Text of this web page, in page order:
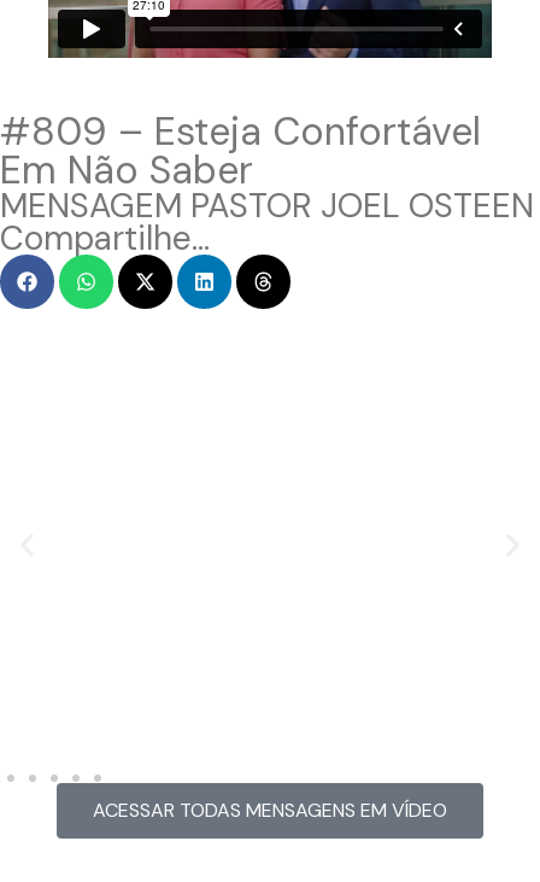
#809 – Esteja Confortável
Em Não Saber
MENSAGEM PASTOR JOEL OSTEEN
Compartilhe...
ACESSAR TODAS MENSAGENS EM VÍDEO